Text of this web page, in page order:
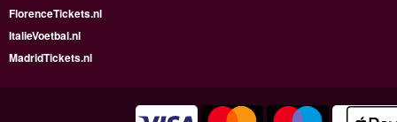
FlorenceTickets.nl
ItalieVoetbal.nl
MadridTickets.nl